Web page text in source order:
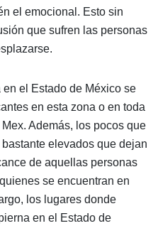
el emocional. Esto sin
que sufren las personas
el Estado de México se
en esta zona o en toda
Además, los pocos que
elevados que dejan
de aquellas personas
se encuentran en
los lugares donde
en el Estado de